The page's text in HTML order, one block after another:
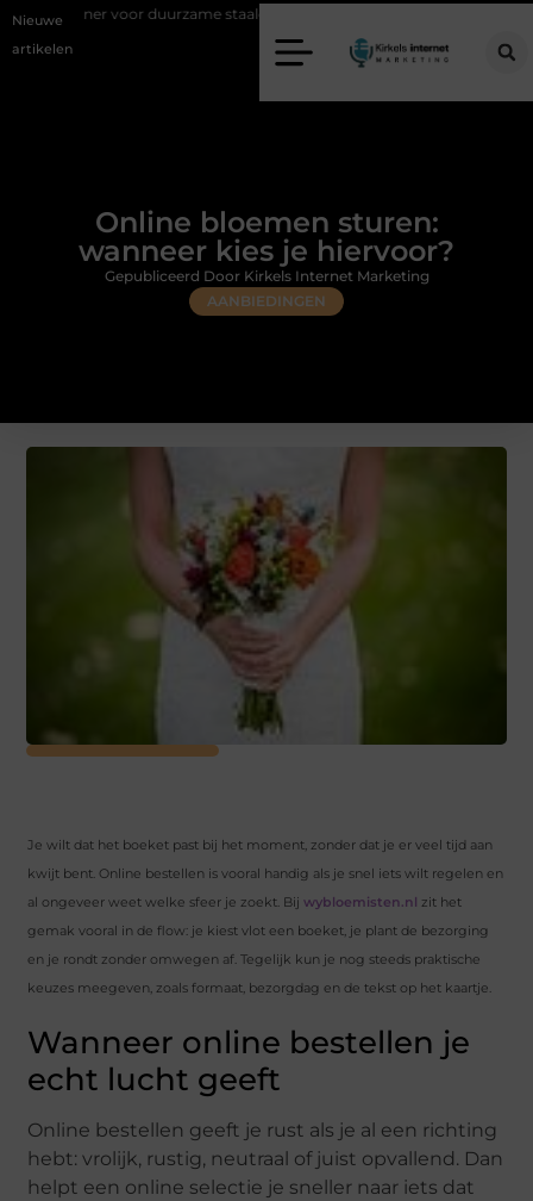
Nieuwe
artikelen
duurzame staalconstructies Vastgoed klanten genereren met
Online bloemen sturen:
wanneer kies je hiervoor?
AANBIEDINGEN
Gepubliceerd Door Kirkels Internet Marketing
Je wilt dat het boeket past bij het moment, zonder dat je er veel tijd aan
kwijt bent. Online bestellen is vooral handig als je snel iets wilt regelen en
al ongeveer weet welke sfeer je zoekt. Bijwybloemisten.nl zit het
gemak vooral in de flow: je kiest vlot een boeket, je plant de bezorging
en je rondt zonder omwegen af. Tegelijk kun je nog steeds praktische
keuzes meegeven, zoals formaat, bezorgdag en de tekst op het kaartje.
Wanneer online bestellen je
echt lucht geeft
Online bestellen geeft je rust als je al een richting
hebt: vrolijk, rustig, neutraal of juist opvallend. Dan
helpt een online selectie je sneller naar iets dat